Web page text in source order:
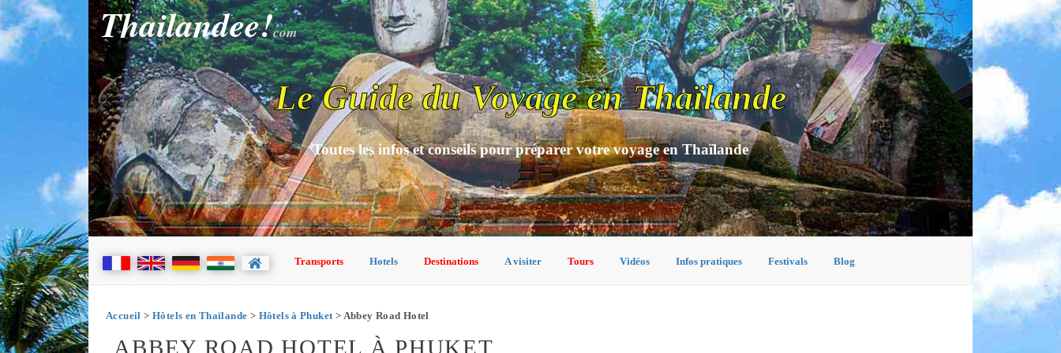
Thailandee!com
Le Guide du Voyage en Thaïlande
Toutes les infos et conseils pour préparer votre voyage en Thaïlande
Transports Hotels Destinations A visiter Tours Vidéos Infos pratiques Festivals Blog
Accueil > Hôtels en Thaïlande > Hôtels à Phuket> Abbey Road Hotel
ABBEY ROAD HOTEL À PHUKET